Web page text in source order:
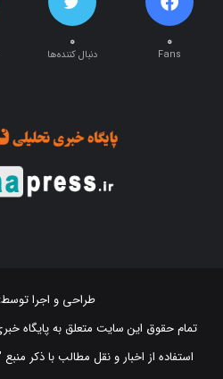
تمام حقوق این سایت متعلق به پایگاه
All rights reserved